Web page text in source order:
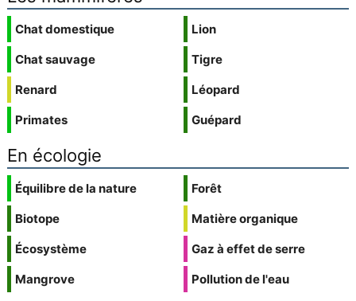
Chat domestique
Chat sauvage
Renard
Primates
Lion
Tigre
Léopard
Guépard
En écologie
Équilibre de la nature
Biotope
Écosystème
Mangrove
Forêt
Matière organique
Gaz à effet de serre
Pollution de l'eau